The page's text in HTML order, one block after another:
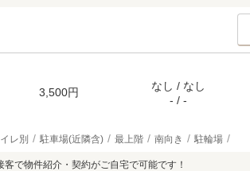
3,500円
なし / なし
- / -
レ別 駐車場(近隣含) 最上階 南向き 駐輪場
で物件紹介・契約がご自宅で可能です！